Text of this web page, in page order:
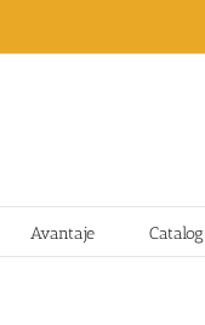
Avantaje Catalog